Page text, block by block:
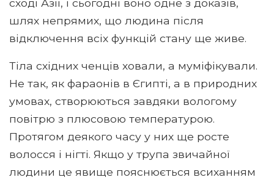
сході Азії, і сьогодні воно одне з доказів,
шлях непрямих, що людина після
відключення всіх функцій стану ще живе.
Тіла східних ченців ховали, а муміфікували.
Не так, як фараонів в Єгипті, а в природних
умовах, створюються завдяки вологому
повітрю з плюсовою температурою.
Протягом деякого часу у них ще росте
волосся і нігті. Якщо у трупа звичайної
людини це явище пояснюється всиханням